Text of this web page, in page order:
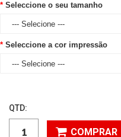
Seleccione o seu tamanho
Seleccione a cor impressão
QTD:
COMPRAR